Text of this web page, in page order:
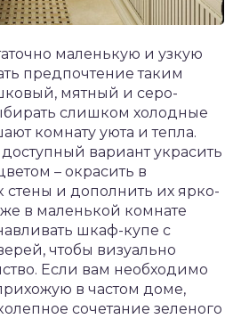
маленькую и узкую
предпочтение таким
мятный и серо-
слишком холодные
комнату уюта и тепла.
вариант украсить
– окрасить в
и дополнить их ярко-
в маленькой комнате
шкаф-купе с
чтобы визуально
Если вам необходимо
в частом доме,
сочетание зеленого